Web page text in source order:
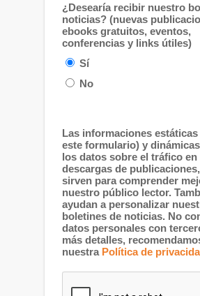
¿Desearía recibir nuestro
noticias? (nuevas
ebooks gratuitos, eventos,
conferencias y links útiles)
Sí
No
Las informaciones
este formulario) y
los datos sobre el tráfico en
descargas de
sirven para comprender
nuestro público lector.
ayudan a personalizar
boletines de noticias. No
datos personales con
más detalles,
nuestra Política de